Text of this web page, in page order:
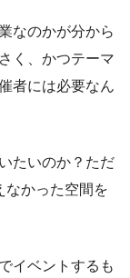
なのかが分から
く、かつテーマ
者には必要なん
たいのか？ただ
なかった空間を
イベントするも